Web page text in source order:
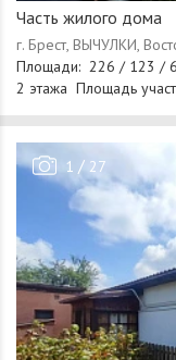
Часть жилого дома
1 / 27